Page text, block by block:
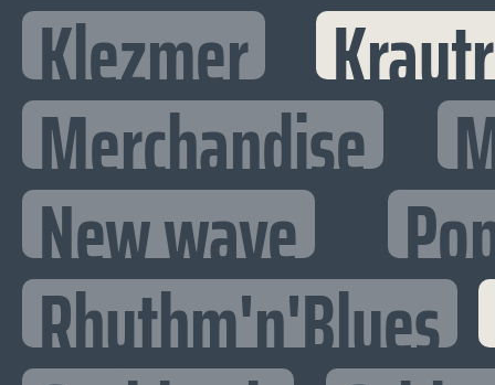
Klezmer
Merchandise
New wave
Rhythm'n'Blues